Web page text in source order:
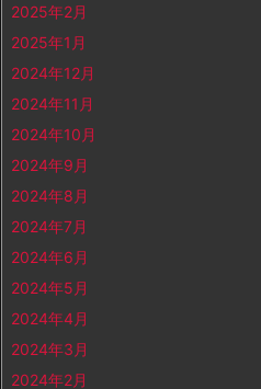
2025年2月
2025年1月
2024年12月
2024年11月
2024年10月
2024年9月
2024年8月
2024年7月
2024年6月
2024年5月
2024年4月
2024年3月
2024年2月